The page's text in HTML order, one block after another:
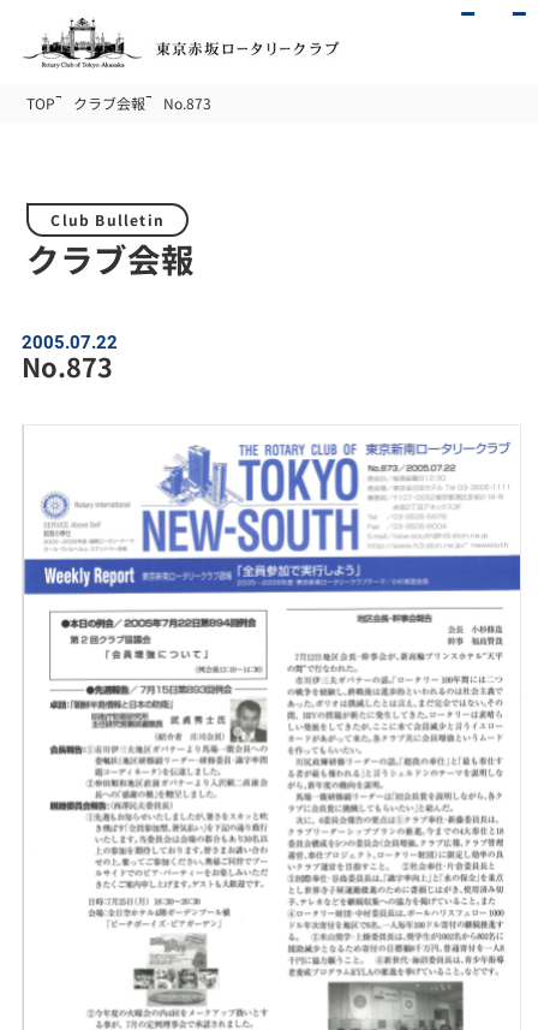
TOP クラブ会報 No.873
Club Bulletin
クラブ会報
2005.07.22
No.873